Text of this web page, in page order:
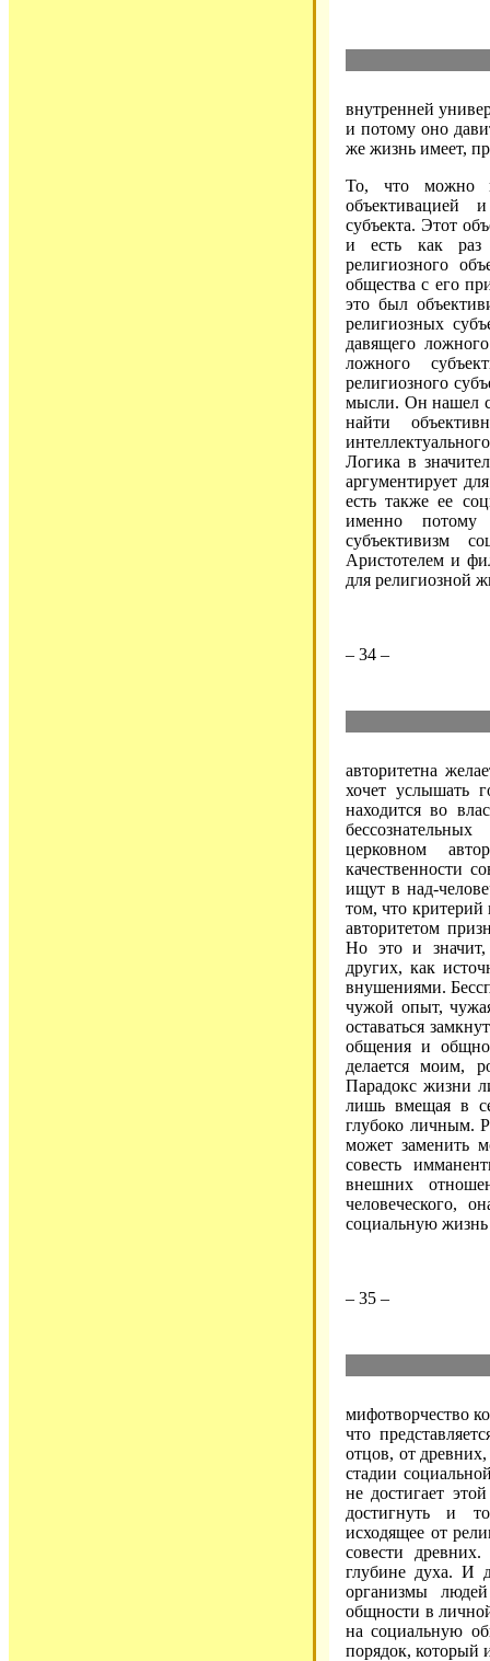
внутренней
и потому оно
же жизнь имеет,
То, что можно
объективацией
субъекта. Этот
и есть как раз
религиозного
общества с его
это был
религиозных
давящего
ложного
религиозного
мысли. Он нашел
найти
Логика в
аргументирует
есть также ее
именно потому
субъективизм
Аристотелем и
для религиозной
– 34 –
авторитетна
хочет услышать
находится во
церковном
качественности
ищут в над-
том, что критерий
авторитетом
Но это и значит,
других, как
внушениями.
чужой опыт,
оставаться
общения и
делается моим,
Парадокс жизни
лишь вмещая в
глубоко личным.
может заменить
совесть
внешних
человеческого,
социальную жизнь
– 35 –
мифотворчество
что
отцов, от
стадии
не достигает
достигнуть и
исходящее от
совести
глубине духа. И
организмы
общности в
на социальную
порядок, который